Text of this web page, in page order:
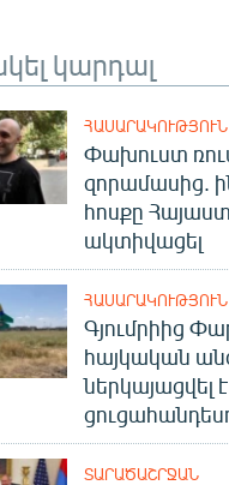
կարդալ
ՀԱՍԱՐԱԿՈՒԹՅՈՒՆ
Փախուստ
զորամասից.
հոսքը
ակտիվացել
ՀԱՍԱՐԱԿՈՒԹՅՈՒՆ
Գյումրիից
հայկական
ներկայացվել
ՏԱՐԱԾԱՇՐՋԱՆ